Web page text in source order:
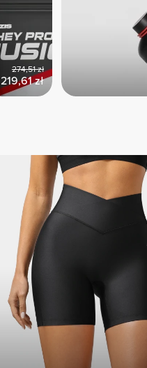
219,61 zł
274,51 zł